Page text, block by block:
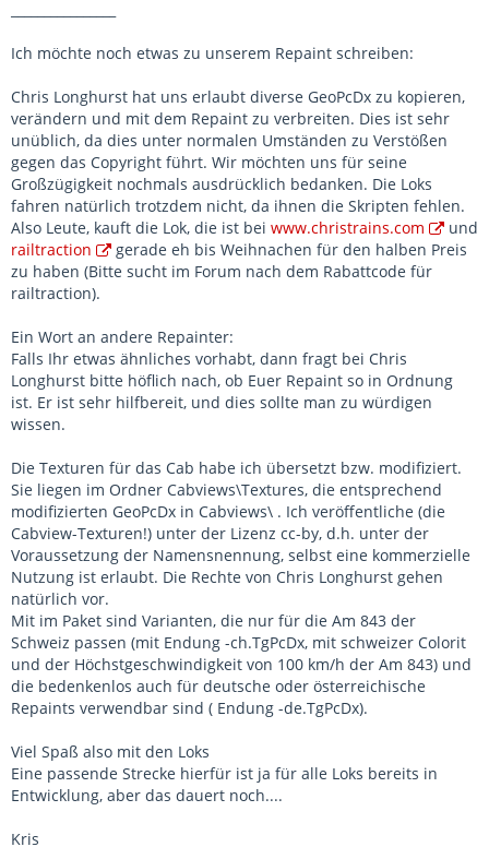
Ich möchte noch etwas zu unserem Repaint schreiben:
Chris Longhurst hat uns erlaubt diverse GeoPcDx zu kopieren,
verändern und mit dem Repaint zu verbreiten. Dies ist sehr
unüblich, da dies unter normalen Umständen zu Verstößen
gegen das Copyright führt. Wir möchten uns für seine
Großzügigkeit nochmals ausdrücklich bedanken. Die Loks
fahren natürlich trotzdem nicht, da ihnen die Skripten fehlen.
Also Leute, kauft die Lok, die ist bei www.christrains.com
und
railtraction
gerade eh bis Weihnachen für den halben Preis
zu haben (Bitte sucht im Forum nach dem Rabattcode für
railtraction).
Ein Wort an andere Repainter:
Falls Ihr etwas ähnliches vorhabt, dann fragt bei Chris
Longhurst bitte höflich nach, ob Euer Repaint so in Ordnung
ist. Er ist sehr hilfbereit, und dies sollte man zu würdigen
wissen.
Die Texturen für das Cab habe ich übersetzt bzw. modifiziert.
Sie liegen im Ordner Cabviews\Textures, die entsprechend
modifizierten GeoPcDx in Cabviews\ . Ich veröffentliche (die
Cabview-Texturen!) unter der Lizenz cc-by, d.h. unter der
Voraussetzung der Namensnennung, selbst eine kommerzielle
Nutzung ist erlaubt. Die Rechte von Chris Longhurst gehen
natürlich vor.
Mit im Paket sind Varianten, die nur für die Am 843 der
Schweiz passen (mit Endung -ch.TgPcDx, mit schweizer Colorit
und der Höchstgeschwindigkeit von 100 km/h der Am 843) und
die bedenkenlos auch für deutsche oder österreichische
Repaints verwendbar sind ( Endung -de.TgPcDx).
Viel Spaß also mit den Loks
Eine passende Strecke hierfür ist ja für alle Loks bereits in
Entwicklung, aber das dauert noch....
Kris